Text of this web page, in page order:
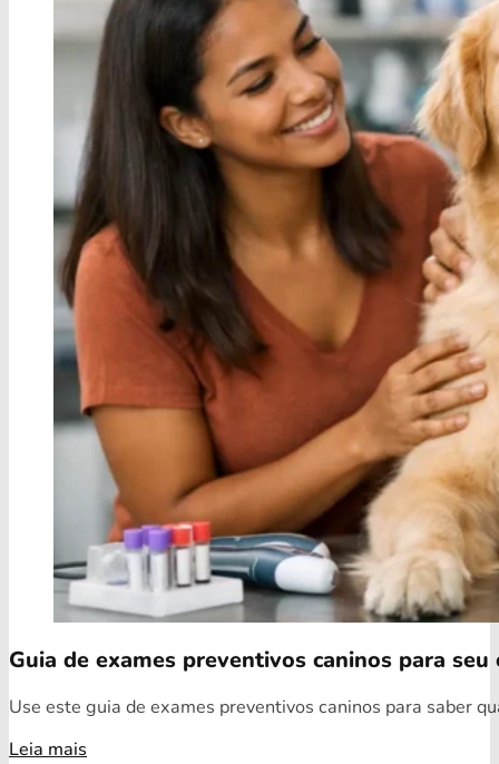
Guia de exames preventivos caninos para seu
Use este guia de exames preventivos caninos para saber
Leia mais